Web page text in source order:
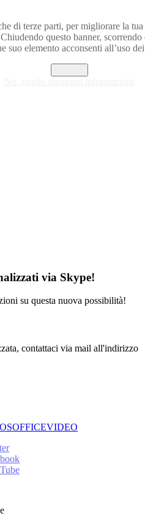
di terze parti, per migliorare la
questo banner,
suo elemento acconsenti all’uso
via Skype!
su questa nuova possibilità!
contattaci via mail all'indirizzo